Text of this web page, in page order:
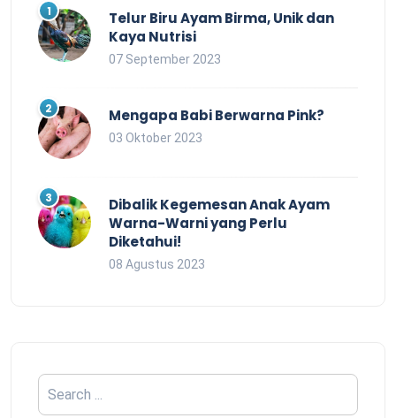
Telur Biru Ayam Birma, Unik dan
Kaya Nutrisi
07 September 2023
Mengapa Babi Berwarna Pink?
03 Oktober 2023
Dibalik Kegemesan Anak Ayam
Warna-Warni yang Perlu
Diketahui!
08 Agustus 2023